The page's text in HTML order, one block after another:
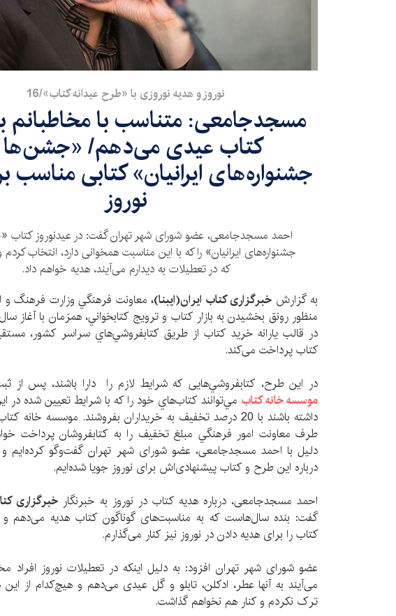
نوروز و هدیه نوروزی با «طرح عیدانه کتاب»/16
مسجدجامعی: متناسب با مخاطبانم
کتاب عیدی می‌دهم/
جشنواره‌های ایرانیان» کتابی مناسب
نوروز
احمد مسجدجامعی، عضو شورای شهر تهران گفت: در عیدنوروز کتاب
جشنواره‌های ایرانیان» را که با این مناسبت همخوانی دارد، انتخاب کردم
که در تعطیلات به دیدارم می‌آیند، هدیه خواهم داد.
به گزارش خبرگزاری کتاب ایران(ایبنا)، معاونت فرهنگي وزارت فرهنگ و
منظور رونق بخشيدن به بازار كتاب و ترويج كتابخواني، همزمان با آغاز
در قالب يارانه خرید كتاب از طريق كتابفروشي‌هاي سراسر كشور،
کتاب پرداخت می‌کند.
در اين طرح، كتابفروشي‌هایی كه شرايط لازم را دارا باشند، پس از
موسسه خانه کتاب مي‌توانند كتاب‌هاي خود را که با شرايط تعيين شده در
داشته باشند با 20 درصد تخفيف به خريداران بفروشند. موسسه خانه
طرف معاونت امور فرهنگي مبلغ تخفيف را به كتابفروشان پرداخت
دلیل با احمد مسجدجامعی، عضو شورای شهر تهران گفت‌وگو کرده‌ایم و
درباره این طرح و کتاب پیشنهادی‌اش برای نوروز جویا شده‌ایم.
احمد مسجدجامعی، درباره هدیه کتاب در نوروز به خبرنگار خبرگزاری
گفت: بنده سال‌هاست که به مناسبت‌های گوناگون کتاب هدیه می‌دهم و
کتاب را برای هدیه دادن در نوروز نیز کنار می‌گذارم.
عضو شورای شهر تهران افزود: به دلیل اینکه در تعطیلات نوروز افراد
می‌آیند به آنها عطر، ادکلن، تابلو و گل عیدی می‌دهم و هیچ‌کدام از این
ترک نکردم و کنار هم نخواهم گذاشت.